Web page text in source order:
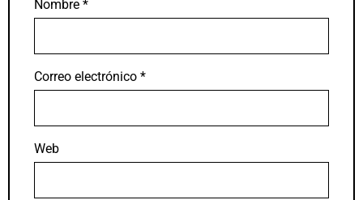
Nombre *
Correo electrónico *
Web